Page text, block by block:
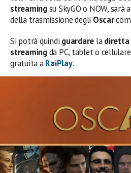
streamingsu SkyGO o NOW, sarà
della trasmissione degli Oscar
Si potrà quindi guardare ladiretta
streamingda PC, tablet o
gratuita aRaiPlay.